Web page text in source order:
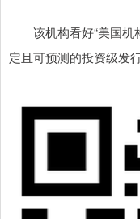
该机构看好“美国机
定且可预测的投资级发